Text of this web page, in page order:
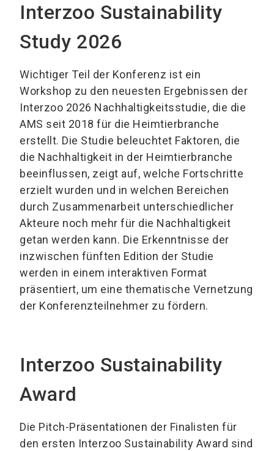
Interzoo Sustainability
Study 2026
Wichtiger Teil der Konferenz ist ein
Workshop zu den neuesten Ergebnissen der
Interzoo 2026 Nachhaltigkeitsstudie, die die
AMS seit 2018 für die Heimtierbranche
erstellt. Die Studie beleuchtet Faktoren, die
die Nachhaltigkeit in der Heimtierbranche
beeinflussen, zeigt auf, welche Fortschritte
erzielt wurden und in welchen Bereichen
durch Zusammenarbeit unterschiedlicher
Akteure noch mehr für die Nachhaltigkeit
getan werden kann. Die Erkenntnisse der
inzwischen fünften Edition der Studie
werden in einem interaktiven Format
präsentiert, um eine thematische Vernetzung
der Konferenzteilnehmer zu fördern.
Interzoo Sustainability
Award
Die Pitch-Präsentationen der Finalisten für
den ersten Interzoo Sustainability Award sind